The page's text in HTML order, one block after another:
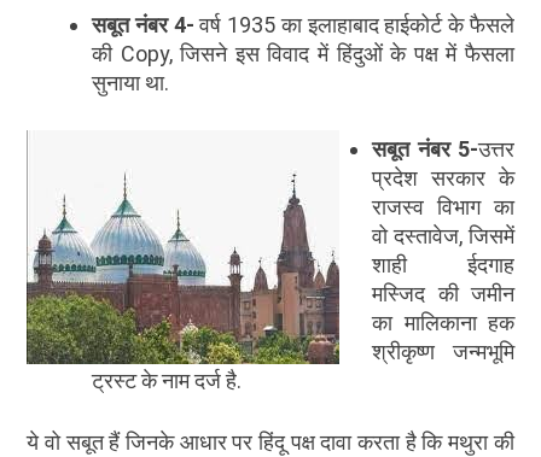
सबूत नंबर4-वर्ष 1935 का इलाहाबाद हाईकोर्ट के फैसले
की Copy, जिसने इस विवाद में हिंदुओं के पक्ष में फैसला
सुनाया था.
सबूत नंबर 5-उत्तर
प्रदेश सरकार के
राजस्व विभाग का
वो दस्तावेज, जिसमें
शाही ईदगाह
मस्जिद की जमीन
का मालिकाना हक
श्रीकृष्ण जन्मभूमि
ट्रस्ट के नाम दर्ज है.
ये वो सबूत हैं जिनके आधार पर हिंदू पक्ष दावा करता है कि मथुरा की